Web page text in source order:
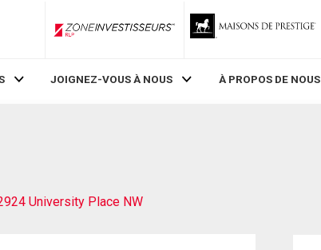
ZoneInvestisseurs RLP
JOIGNEZ-VOUS À NOUS À PROPOS DE NOUS
University Place NW